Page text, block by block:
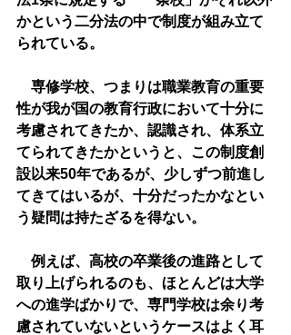
かという二分法の中で制度が組み立て
られている。
専修学校、つまりは職業教育の重要
性が我が国の教育行政において十分に
考慮されてきたか、認識され、体系立
てられてきたかというと、この制度創
設以来50年であるが、少しずつ前進し
てきてはいるが、十分だったかなとい
う疑問は持たざるを得ない。
例えば、高校の卒業後の進路として
取り上げられるのも、ほとんどは大学
への進学ばかりで、専門学校は余り考
慮されていないというケースはよく耳